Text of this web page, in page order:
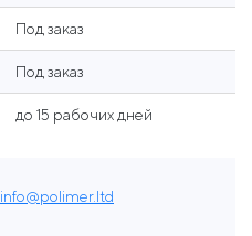
Под заказ
Под заказ
до 15 рабочих дней
info@polimer.ltd